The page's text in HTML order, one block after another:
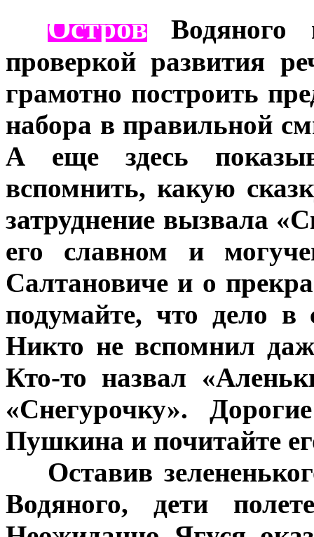
Остров Водяного
проверкой развития
грамотно построить
набора в правильной
А еще здесь
вспомнить, какую
затруднение вызвала
его славном и
Салтановиче и о
подумайте, что дело
Никто не вспомнил
Кто-то назвал
«Снегурочку».
Пушкина и почитайте
Оставив
Водяного, дети